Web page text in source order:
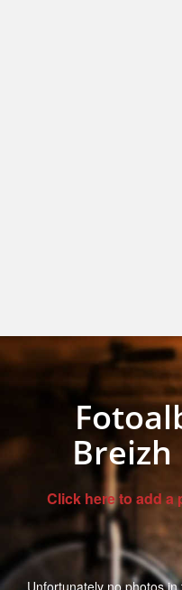
Breizh
Click here to add a